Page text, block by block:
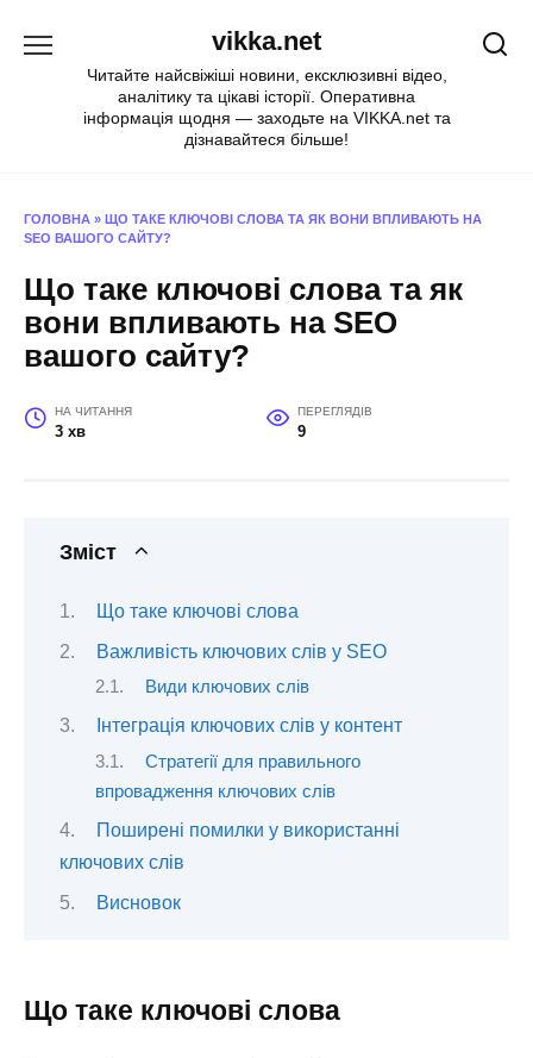
vikka.net
Читайте найсвіжіші новини, ексклюзивні відео,
аналітику та цікаві історії. Оперативна
інформація щодня — заходьте на VIKKA.net та
дізнавайтеся більше!
ГОЛОВНА » ЩО ТАКЕ КЛЮЧОВІ СЛОВА ТА ЯК ВОНИ ВПЛИВАЮТЬ НА
SEO ВАШОГО САЙТУ?
Що таке ключові слова та як
вони впливають на SEO
вашого сайту?
НА ЧИТАННЯ
3 хв
ПЕРЕГЛЯДІВ
9
Зміст
Що таке ключові слова
Важливість ключових слів у SEO
Види ключових слів
Інтеграція ключових слів у контент
Стратегії для правильного
впровадження ключових слів
Поширені помилки у використанні
ключових слів
Висновок
Що таке ключові слова